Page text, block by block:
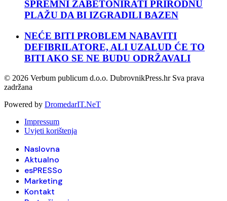
SPREMNI ZABETONIRATI PRIRODNU
PLAŽU DA BI IZGRADILI BAZEN
NEĆE BITI PROBLEM NABAVITI
DEFIBRILATORE, ALI UZALUD ĆE TO
BITI AKO SE NE BUDU ODRŽAVALI
© 2026 Verbum publicum d.o.o. DubrovnikPress.hr Sva prava
zadržana
Powered by DromedarIT.NeT
Impressum
Uvjeti korištenja
Naslovna
Aktualno
esPRESSo
Marketing
Kontakt